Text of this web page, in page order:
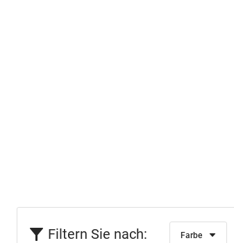
Filtern Sie nach: Farbe